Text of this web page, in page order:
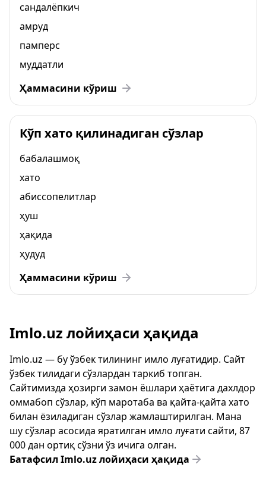
сандалёпкич
амруд
памперс
муддатли
Ҳаммасини кўриш
Кўп хато қилинадиган сўзлар
бабалашмоқ
хато
абиссопелитлар
ҳуш
ҳақида
ҳудуд
Ҳаммасини кўриш
Imlo.uz лойиҳаси ҳақида
Imlo.uz — бу ўзбек тилининг имло луғатидир. Сайт
ўзбек тилидаги сўзлардан таркиб топган.
Сайтимизда ҳозирги замон ёшлари ҳаётига дахлдор
оммабоп сўзлар, кўп маротаба ва қайта-қайта хато
билан ёзиладиган сўзлар жамлаштирилган. Мана
шу сўзлар асосида яратилган имло луғати сайти, 87
000 дан ортиқ сўзни ўз ичига олган.
Батафсил Imlo.uz лойиҳаси ҳақида